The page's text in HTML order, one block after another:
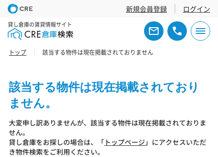
新規会員登録 ログイン
貸し倉庫の賃貸情報サイト
トップ 該当する物件は現在掲載されておりません
該当する物件は現在掲載されており
ません。
大変申し訳ありませんが、該当する物件は現在掲載されておりま
せん。
貸し倉庫をお探しの場合は、「 トップページ 」にアクセスいただ
き物件検索をご利用ください。